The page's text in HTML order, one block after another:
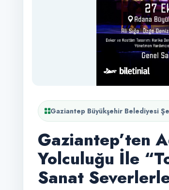
Gaziantep Büyükşehir Belediyesi
Gaziantep’ten
Yolculuğu İle
Sanat